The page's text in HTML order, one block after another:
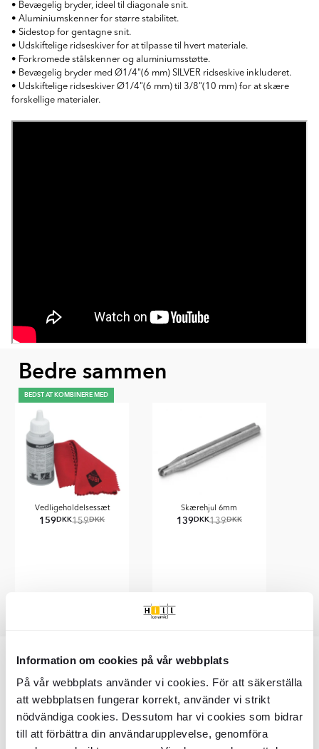
Information om cookies på vår webbplats
På vår webbplats använder vi cookies. För att säkerställa
att webbplatsen fungerar korrekt, använder vi strikt
nödvändiga cookies. Dessutom har vi cookies som bidrar
till att förbättra din användarupplevelse, genomföra
• Bevægelig bryder, ideel til diagonale snit.
• Aluminiumskenner for større stabilitet.
• Sidestop for gentagne snit.
• Udskiftelige ridseskiver for at tilpasse til hvert materiale.
• Forkromede stålskenner og aluminiumsstøtte.
• Bevægelig bryder med Ø1/4"(6 mm) SILVER ridseskive inkluderet.
• Udskiftelige ridseskiver Ø1/4"(6 mm) til 3/8"(10 mm) for at skære
forskellige materialer.
Bedre sammen
BEDST AT KOMBINERE MED
Vedligeholdelsessæt
159DKK159DKK
Skærehjul 6mm
139DKK139DKK
Varenummer: VKR9001
Vigtigste info